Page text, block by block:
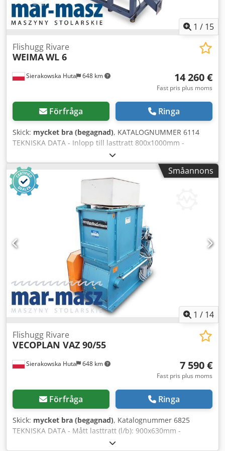
1 / 15
Sierakowska Huta 648 km
Flishugg Rivare
WEIMAWL 6
14 260 €
Fast pris plus moms
Förfråga Ringa
Skick: mycket bra (begagnad), KATALOGNUMMER 6114
TEKNISKA DATA - Inlopp till lasttratt 800x1000mm -
Arbetsbredd rotor 800mm - Pumpmotor 0,75kW -
Huvudmotor 15kW - Antal knivar 21 st - Knivmått 30x30mm
- Såll 0,8x10mm - Trycklåda - Elektrisk autorevers -
Utskutskruvar 2×1,1kW Dwjdsztaulopfx Adqoa - Mått L/B/H
2460x1800x2250mm - Vikt 1660kg – Tysk tillverkning –
Autorevers – Trycklåda – Ommålad – Mycket gott skick –
Begagnad flishugg Nettopris: 59 900 PLN Nettopris: 14 260
euro beroende på växelkurs, 4,2 euro (Priser kan variera
vid större svängningar)
Småannons
1 / 14
Sierakowska Huta 648 km
Flishugg Rivare
VECOPLAN VAZ 90/55
7 590 €
Fast pris plus moms
Förfråga Ringa
Skick: mycket bra (begagnad), Katalognummer 6825
TEKNISKA DATA - Mått lasttratt (l/b): 900x630mm -
Arbetsbredd rotor: 540mm - Motor: 7,5kW - Siktstorlek: